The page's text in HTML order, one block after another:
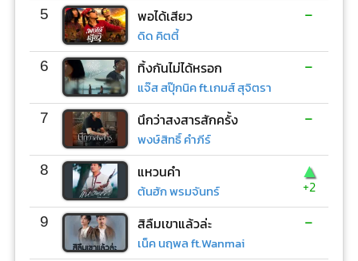
5 พอได้เสียว
ดิด คิตตี้
-
6 ทิ้งกันไม่ได้หรอก
แจ๊ส สปุ๊กนิค ft.เกมส์ สุจิตรา
-
7 นึกว่าสงสารสักครั้ง
พงษ์สิทธิ์ คำภีร์
-
8 แหวนคำ
ต้นฮัก พรมจันทร์
▲
+2
9 สิลืมเขาแล้วล่ะ
เน็ค นฤพล ft.Wanmai
-